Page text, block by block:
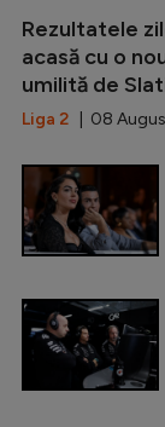
Rezultatele
acasă cu o
umilită de
Liga 2 | 08